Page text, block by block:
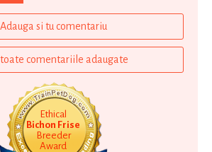
Adauga si tu comentariu
comentariile adaugate
Ethical
Bichon Frise
Breeder
Award